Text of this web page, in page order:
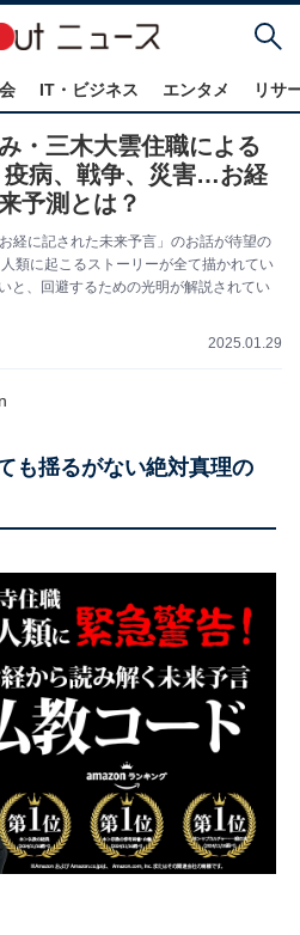
IT・ビジネス エンタメ リサ
・三木大雲住職による
疫病、戦争、災害…お経
予測とは？
経に記された未来予言」のお話が待望の
類に起こるストーリーが全て描かれてい
と、回避するための光明が解説されてい
2025.01.29
も揺るがない絶対真理の